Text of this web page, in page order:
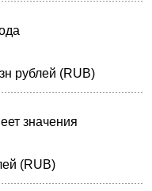
рублей (RUB)
значения
(RUB)